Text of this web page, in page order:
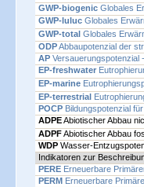
GWP-biogenic Globales
GWP-luluc Globales
GWP-total Globales
ODPAbbaupotenzial der
AP Versauerungspotenzial
EP-freshwater
EP-marine
EP-terrestrial
POCP Bildungspotenzial
ADPEAbiotischer Abbau
ADPFAbiotischer Abbau
WDP Wasser-
Indikatoren zur
PERE Erneuerbare
PERM Erneuerbare